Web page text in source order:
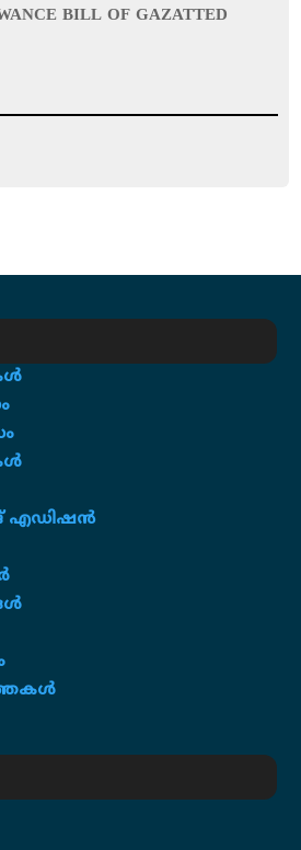
BILL OF GAZATTED
എഡിഷൻ